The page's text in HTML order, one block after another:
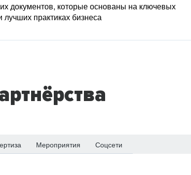
документов, которые основаны на ключевых
практиках бизнеса
Мероприятия Соцсети